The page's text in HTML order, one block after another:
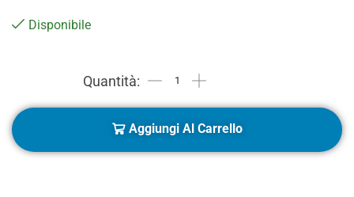
Disponibile
Aggiungi Al Carrello